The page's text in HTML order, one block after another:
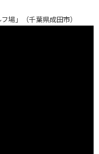
場」（千葉県成田市）